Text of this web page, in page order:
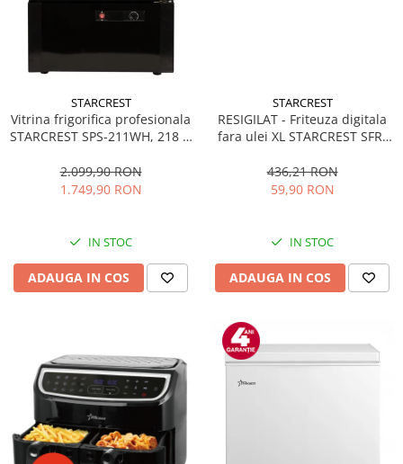
STARCREST
Vitrina frigorifica profesionala
STARCREST SPS-211WH, 218 L,
LED, H 141 cm, Negru
2.099,90 RON
1.749,90 RON
IN STOC
ADAUGA IN COS
STARCREST
RESIGILAT - Friteuza digitala
fara ulei XL STARCREST SFR-
Termostat 80 - 200 °C, 8
programe predefinite, Negru
436,21 RON
59,90 RON
IN STOC
ADAUGA IN COS